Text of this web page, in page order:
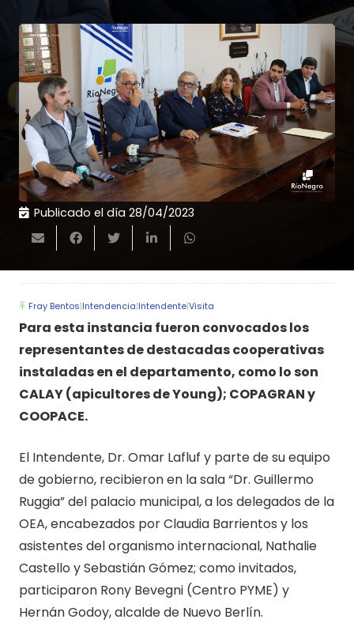
Publicado el día 28/04/2023
Fray Bentos|Intendencia|Intendente|Visita
Para esta instancia fueron convocados los
representantes de destacadas cooperativas
instaladas en el departamento, como lo son
CALAY (apicultores de Young); COPAGRAN y
COOPACE.
El Intendente, Dr. Omar Lafluf y parte de su equipo
de gobierno, recibieron en la sala “Dr. Guillermo
Ruggia” del palacio municipal, a los delegados de la
OEA, encabezados por Claudia Barrientos y los
asistentes del organismo internacional, Nathalie
Castello y Sebastián Gómez; como invitados,
participaron Rony Bevegni (Centro PYME) y
Hernán Godoy, alcalde de Nuevo Berlín.